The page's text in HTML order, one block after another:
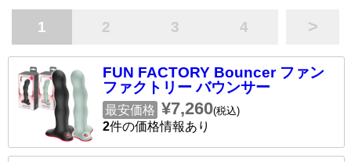
1 2 3 4 >
FUN FACTORY Bouncer ファン
ファクトリー バウンサー
最安価格 ¥7,260(税込)
2件の価格情報あり